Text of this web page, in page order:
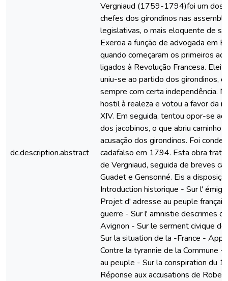
dc.description.abstract
Vergniaud (1759-1794)foi um dos
chefes dos girondinos nas
legislativas, o mais eloquente de
Exercia a função de advogada em
quando começaram os primeiros
ligados à Revolução Francesa.
uniu-se ao partido dos girondinos,
sempre com certa independência.
hostil à realeza e votou a favor da
XIV. Em seguida, tentou opor-se
dos jacobinos, o que abriu caminho
acusação dos girondinos. Foi
cadafalso em 1794. Esta obra trata
de Vergniaud, seguida de breves
Guadet e Gensonné. Eis a
Introduction historique - Sur l'
Projet d' adresse au peuple
guerre - Sur l' amnistie descrimes
Avignon - Sur le serment civique
Sur la situation de la -France -
Contre la tyrannie de la Commune -
au peuple - Sur la conspiration du
Réponse aux accusations de